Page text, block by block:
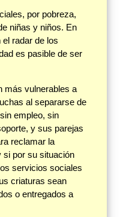
por pobreza,
niñas y niños. En
radar de los
es pasible de ser
más vulnerables a
al separarse de
empleo, sin
y sus parejas
reclamar la
si por su situación
servicios sociales
criaturas sean
o entregados a